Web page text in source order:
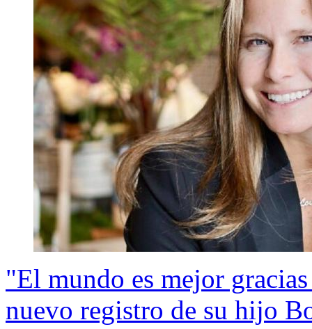
"El mundo es mejor
nuevo registro de su hijo